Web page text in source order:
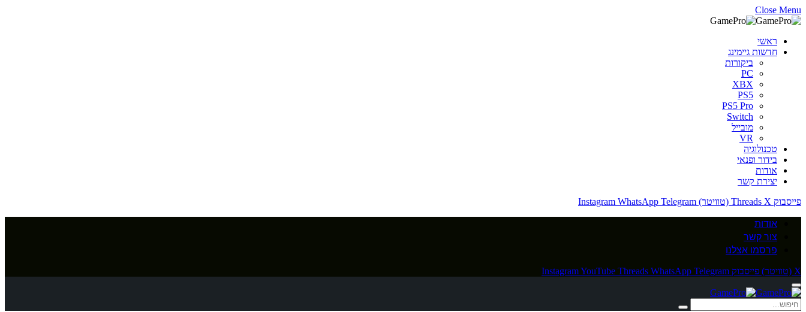
Close Menu
ראשי
חדשות גיימינג
ביקורות
PC
XBX
PS5
PS5 Pro
Switch
מובייל
VR
טכנולוגיה
בידור ופנאי
אודות
יצירת קשר
פייסבוק
Threads X (טוויטר) Instagram WhatsApp Telegram
אודות
צור קשר
פרסמו אצלנו
X (טוויטר) פייסבוק InstagramYouTube Threads WhatsApp Telegram